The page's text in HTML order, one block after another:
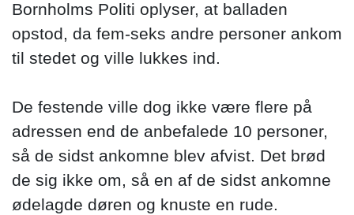
Bornholms Politi oplyser, at balladen
opstod, da fem-seks andre personer ankom
til stedet og ville lukkes ind.
De festende ville dog ikke være flere på
adressen end de anbefalede 10 personer,
så de sidst ankomne blev afvist. Det brød
de sig ikke om, så en af de sidst ankomne
ødelagde døren og knuste en rude.